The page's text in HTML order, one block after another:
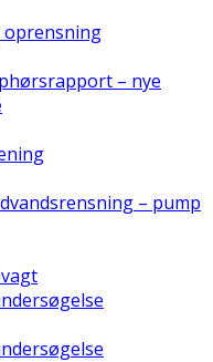
oprensning
– nye
– pump